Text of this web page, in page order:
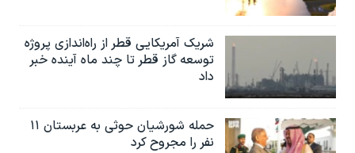
شریک آمریکایی قطر از راه‌اندازی پروژه
توسعه گاز قطر تا چند ماه آینده خبر
داد
حمله شورشیان حوثی به عربستان ۱۱
نفر را مجروح کرد